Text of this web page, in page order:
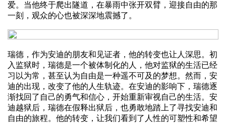
爱。当他终于爬出隧道，在暴雨中张开双臂，迎接自由的那
一刻，观众的心也被深深地震撼了。
瑞德，作为安迪的朋友和见证者，他的转变也让人深思。初
入监狱时，瑞德是一个被体制化的人，他对监狱的生活已经
习以为常，甚至认为自由是一种遥不可及的梦想。然而，安
迪的出现，改变了他的人生轨迹。在安迪的影响下，瑞德逐
渐找回了自己的勇气和信心，开始重新审视自己的生活。安
迪越狱后，瑞德在假释出狱后，也勇敢地踏上了寻找安迪和
自由的旅程。他的转变，让我们看到了人性的可塑性和希望